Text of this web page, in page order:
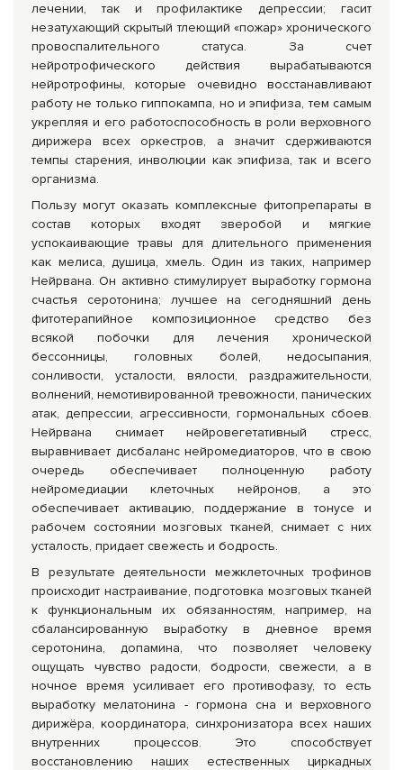
лечении, так и профилактике депрессии; гасит
незатухающий скрытый тлеющий «пожар» хронического
провоспалительного статуса. За счет
нейротрофического действия вырабатываются
нейротрофины, которые очевидно восстанавливают
работу не только гиппокампа, но и эпифиза, тем самым
укрепляя и его работоспособность в роли верховного
дирижера всех оркестров, а значит сдерживаются
темпы старения, инволюции как эпифиза, так и всего
организма.
Пользу могут оказать комплексные фитопрепараты в
состав которых входят зверобой и мягкие
успокаивающие травы для длительного применения
как мелиса, душица, хмель. Один из таких, например
Нейрвана. Он активно стимулирует выработку гормона
счастья серотонина; лучшее на сегодняшний день
фитотерапийное композиционное средство без
всякой побочки для лечения хронической
бессонницы, головных болей, недосы­пания,
сонливости, усталости, вялости, раздражительности,
волнений, немотивированной тревожности, панических
атак, депрессии, агрессивности, гормональных сбоев.
Нейрвана снимает нейровегетативный стресс,
выравнивает дисбаланс нейромедиаторов, что в свою
очередь обеспечивает полноценную работу
нейромедиации клеточных нейронов, а это
обеспечивает активацию, поддержание в тонусе и
рабочем состоянии мозговых тканей, снимает с них
усталость, придает свежесть и бодрость.
В результате деятельности межклеточных трофинов
происходит настраивание, подготовка мозговых тканей
к функциональным их обязанностям, например, на
сбалансированную выработку в дневное время
серотонина, допамина, что позволяет человеку
ощущать чувство радости, бодрости, свежести, а в
ночное время усиливает его противофазу, то есть
выработку мелатонина - гормона сна и верховного
дирижёра, координатора, синхронизатора всех наших
внутренних процессов. Это способствует
восстановлению наших естественных циркадных